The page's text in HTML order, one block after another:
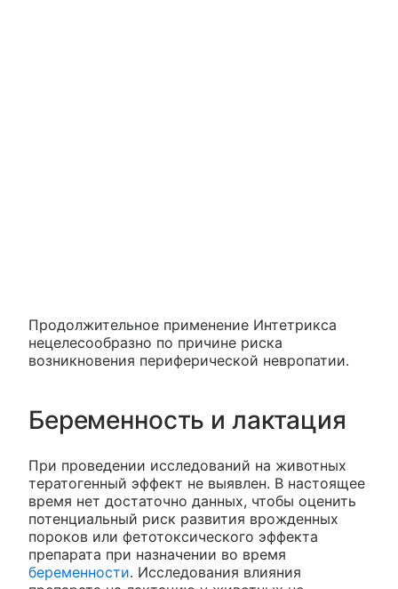
Продолжительное применение Интетрикса
нецелесообразно по причине риска
возникновения периферической невропатии.
Беременность и лактация
При проведении исследований на животных
тератогенный эффект не выявлен. В настоящее
время нет достаточно данных, чтобы оценить
потенциальный риск развития врожденных
пороков или фетотоксического эффекта
препарата при назначении во время
беременности. Исследования влияния